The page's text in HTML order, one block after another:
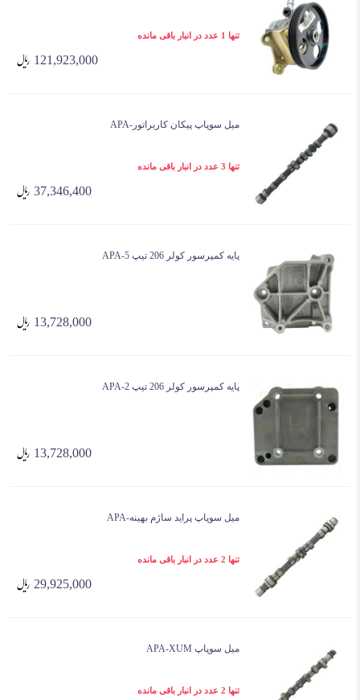
تنها 1 عدد در انبار باقی مانده
121,923,000
میل سوپاپ پیکان کاربراتور-APA
تنها 3 عدد در انبار باقی مانده
37,346,400
پایه کمپرسور کولر 206 تیپ 5-APA
13,728,000
پایه کمپرسور کولر 206 تیپ 2-APA
13,728,000
میل سوپاپ پراید ساژم بهینه-APA
تنها 2 عدد در انبار باقی مانده
29,925,000
میل سوپاپ APA-XUM
تنها 2 عدد در انبار باقی مانده